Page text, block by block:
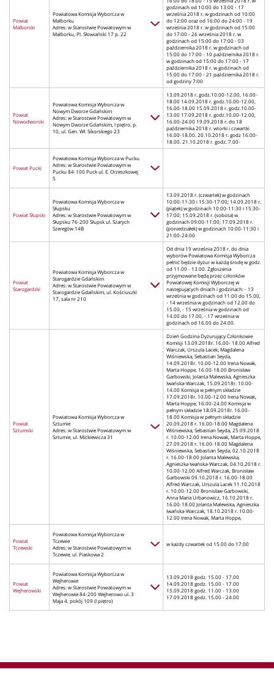
Powiat
Malborski
Powiatowa Komisja Wyborcza w
Malborku
Adres: w Starostwie Powiatowym w
Malborku, Pl. Słowiański 17 p. 22
godzinach od 10:00 do 13:00 - 17
września 2018 r. w godzinach od 10:00
do 12:00 oraz od 16:00 do 24:00 - 19
września 2018 r. w godzinach od 15:00
do 17:00 - 26 września 2018 r. w
godzinach od 15:00 do 17:00 - 03
października 2018 r. w godzinach od
15:00 do 17:00 - 10 października 2018 r.
w godzinach od 15:00 do 17:00 - 17
października 2018 r. w godzinach od
15:00 do 17:00 - 21 października 2018 r.
od godziny 7:00
Powiat
Nowodworski
Powiatowa Komisja Wyborcza w
Nowym Dworze Gdańskim
Adres: w Starostwie Powiatowym w
Nowym Dworze Gdańskim, I piętro, p.
10, ul. Gen. Wł. Sikorskiego 23
13.09.2018 r. godz.10.00-12.00, 16.00-
18.00 14.09.2018 r. godz.10.00-12.00,
16.00-18.00 15.09.2018 r. godz.10.00-
13.00 17.09.2018 r. godz.10.00-12.00,
16.00-24.00 19.09.2018 r. do 18
października 2018 r. wtorki i czwartki
16.00-18.00. 20.10.2018 r. godz 16.00-
18.00. 21.10.2018 r. godz. 7.00-
Powiat Pucki
Powiatowa Komisja Wyborcza w Pucku
Adres: w Starostwie Powiatowym w
Pucku 84-100 Puck ul. E. Orzeszkowej
5
Powiat Słupski
Powiatowa Komisja Wyborcza w
Słupsku
Adres: w Starostwie Powiatowym w
Słupsku 76-200 Słupsk ul. Szarych
Szeregów 14B
13.09.2018 r. (czwartek) w godzinach
10:00-11:30 i 15:30-17:00; 14.09.2018 r.
(piątek) w godzinach 10:00-11:30 i 15:30-
17:00; 15.09.2018 r. (sobota) w
godzinach 09:00-11:00; 17.09.2018 r.
(poniedziałek) w godzinach 10:00-11:30 i
21:00-24:00
Powiat
Starogardzki
Powiatowa Komisja Wyborcza w
Starogardzie Gdańskim
Adres: w Starostwie Powiatowym w
Starogardzie Gdańskim, ul. Kościuszki
17, sala nr 210
Od dnia 19 września 2018 r. do dnia
wyborów Powiatowa Komisja Wyborcza
pełnić będzie dyżur w każdą środę w godz.
od 11.00 - 13.00. Zgłoszenia
przyjmowane będą przez członków
Powiatowej Komisji Wyborczej w
następujących dniach i godzinach: - 13
września w godzinach od 11.00 do 15.00,
- 14 września w godzinach od 12.00 do
15.00, - 15 września w godzinach od
14.00 do 17.00, - 17 września w
godzinach od 16.00 do 24.00.
Powiat
Sztumski
Powiatowa Komisja Wyborcza w
Sztumie
Adres: w Starostwie Powiatowym w
Sztumie, ul. Mickiewicza 31
Dzień Godzina Dyżurujący Członkowie
Komisji 13.09.2018r. 16.00- 18.00 Alfred
Warczak, Urszula Lacek, Magdalena
Wiśniewska, Sebastian Seyda,
14.09.2018r. 10.00-12.00 Irena Nowak,
Marta Hoppe, 16.00-18.00 Bronisław
Garbowski, Jolanta Malewska, Agnieszka
Iwańska-Warczak, 15.09.2018r. 10.00-
14.00 Komisja w pełnym składzie
17.09.2018r. 10.00-12.00 Irena Nowak,
Marta Hoppe, 16.00-24.00 Komisja w
pełnym składzie 18.09.2018r. 16.00-
18.00 Komisja w pełnym składzie
20.09.2018 r. 16.00-18.00 Magdalena
Wiśniewska, Sebastian Seyda, 25.09.2018
r. 10.00-12.00 Irena Nowak, Marta Hoppe,
27.09.2018 r. 16.00-18.00 Magdalena
Wiśniewska, Sebastian Seyda, 02.10.2018
r. 16.00-18.00 Jolanta Malewska,
Agnieszka Iwańska-Warczak, 04.10.2018 r.
10.00-12.00 Alfred Warczak, Bronisław
Garbowski 09.10.2018 r. 16.00-18.00
Alfred Warczak, Urszula Lacek 11.10.2018
r. 10.00-12.00 Bronisław Garbowski,
Anna Maria Urbanowicz, 16.10.2018 r.
16.00-18.00 Jolanta Malewska, Agnieszka
Iwańska-Warczak, 18.10.2018 r. 10.00-
12.00 Irena Nowak, Marta Hoppe,
Powiat
Tczewski
Powiatowa Komisja Wyborcza w
Tczewie
Adres: w Starostwie Powiatowym w
Tczewie, ul. Piaskowa 2
w każdy czwartek od 15.00 do 17.00
Powiat
Wejherowski
Powiatowa Komisja Wyborcza w
Wejherowie
Adres: w Starostwie Powiatowym w
Wejherowie 84-200 Wejherowo ul. 3
Maja 4, pokój 109 (I piętro)
13.09.2018 godz. 15.00 - 17.00
14.09.2018 godz. 15.00 - 17.00
15.09.2018 godz. 11.00 - 13.00
17.09.2018 godz. 15.00 - 24.00